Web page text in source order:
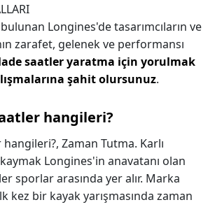
Longines'de tasarımcıların ve
zarafet, gelenek ve performansı
saatler yaratma için yorulmak
şahit olursunuz.
hangileri?
hangileri?, Zaman Tutma. Karlı
Longines'in anavatanı olan
sporlar arasında yer alır. Marka
kez bir kayak yarışmasında zaman